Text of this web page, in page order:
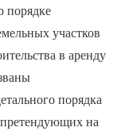
порядке
участков
в аренду
порядка
на